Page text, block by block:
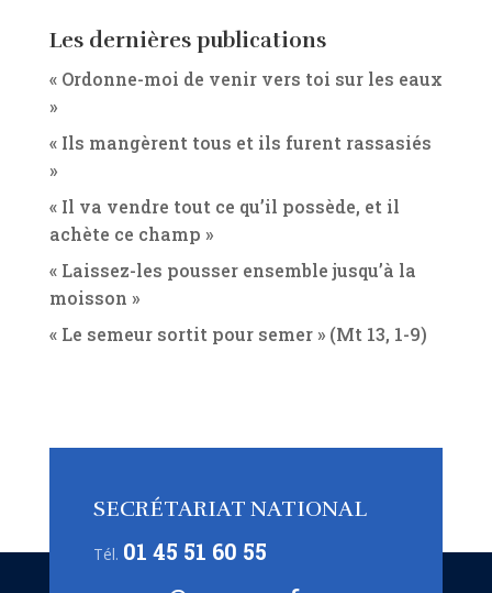
Les dernières publications
« Ordonne-moi de venir vers toi sur les eaux
»
« Ils mangèrent tous et ils furent rassasiés
»
« Il va vendre tout ce qu’il possède, et il
achète ce champ »
« Laissez-les pousser ensemble jusqu’à la
moisson »
« Le semeur sortit pour semer » (Mt 13, 1-9)
SECRÉTARIAT NATIONAL
Tél. 01 45 51 60 55